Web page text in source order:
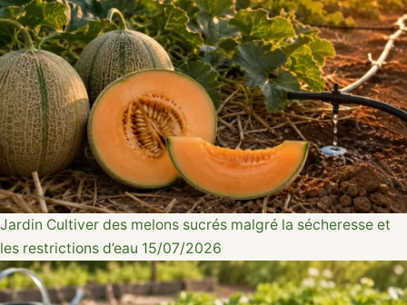
Jardin Cultiver des melons sucrés malgré la sécheresse et
les restrictions d’eau 15/07/2026